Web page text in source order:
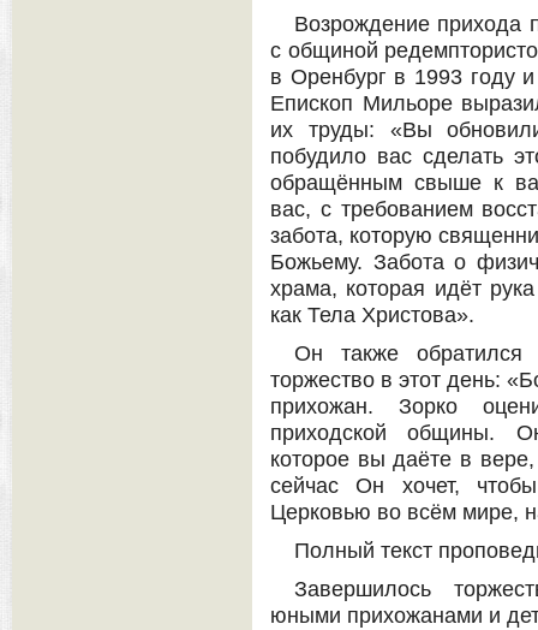
Возрождение прихода
с общиной
в Оренбург в 1993 году
Епископ Мильоре
их труды: «Вы
побудило вас сделать
обращённым свыше к
вас, с требованием
забота, которую
Божьему. Забота о
храма, которая идёт
как Тела Христова».
Он также
торжество в этот день:
прихожан. Зорко
приходской общины.
которое вы даёте в
сейчас Он хочет,
Церковью во всём мире,
Полный текст
Завершилось
юными прихожанами и